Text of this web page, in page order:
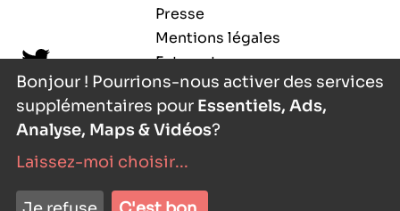
Presse
Mentions légales
Extranet
- agence digitale
Bonjour ! Pourrions-nous activer des services
supplémentaires pour Essentiels, Ads,
Analyse, Maps & Vidéos?
Laissez-moi choisir...